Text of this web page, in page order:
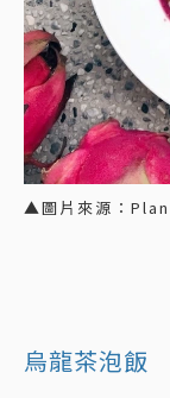
▲圖片來源：
烏龍茶泡飯